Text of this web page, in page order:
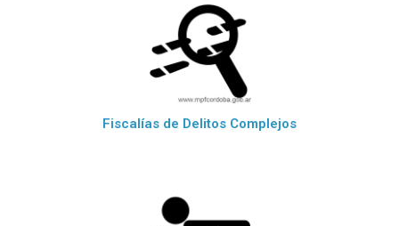
Fiscalías de Delitos Complejos